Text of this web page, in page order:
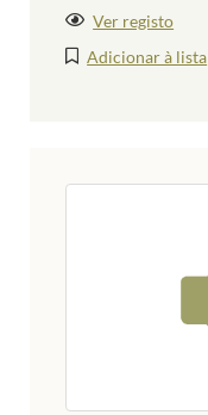
Ver registo
Adicionar à lista